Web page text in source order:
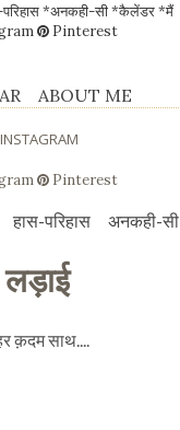
*अनकही-सी*कैलेंडर*मैं
Pinterest
ABOUT ME
Pinterest
हास-परिहास अनकही-सी
क़दम साथ....